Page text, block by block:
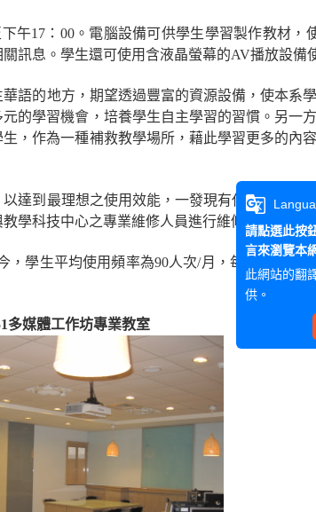
：00。電腦設備可供學生學習製作教材，
訊息。學生還可使用含液晶螢幕的AV播放設備
地方，期望透過豐富的資源設備，使本系學
的學習機會，培養學生自主學習的習慣。另一
，作為一種補救教學場所，藉此學習更多的內
最理想之使用效能，一發現有任何操作上的
學科技中心之專業維修人員進行維修與保養。
平均使用頻率為90人次/月，每次每人使用
多媒體工作坊專業教室
g_translate
請點選此按
言來瀏覽本
此網站的翻
供。